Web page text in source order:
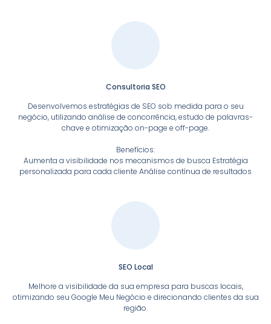
Consultoria SEO
Desenvolvemos estratégias de SEO sob medida para o seu
negócio, utilizando análise de concorrência, estudo de palavras-
chave e otimização on-page e off-page.
Benefícios:
Aumenta a visibilidade nos mecanismos de busca Estratégia
personalizada para cada cliente Análise contínua de resultados
SEO Local
Melhore a visibilidade da sua empresa para buscas locais,
otimizando seu Google Meu Negócio e direcionando clientes da sua
região.